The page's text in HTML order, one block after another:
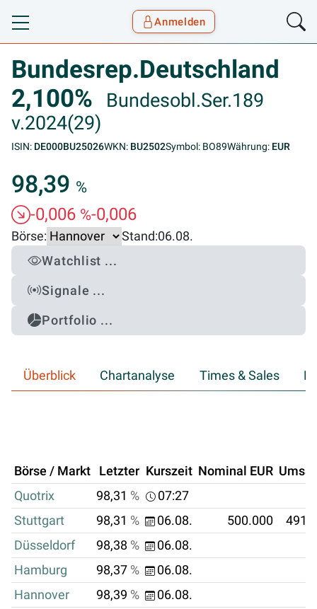
Toggle navigation
Anmelden
Bundesrep.Deutschland
2,100%
Bundesobl.Ser.189
v.2024(29)
ISIN: DE000BU25026WKN: BU2502Symbol: BO89Währung: EUR
98,39 %
-0,006 %-0,006
Börse: Stand:06.08.
Watchlist ...
Signale ...
Portfolio ...
Überblick Chartanalyse Times & Sales
Börse / Markt Letzter Kurszeit Nominal EUR
Quotrix
98,31 %
07:27
Stuttgart
98,31 % 06.08. 500.000
Düsseldorf
98,38 %
06.08.
Hamburg
98,37 %
06.08.
Hannover
98,39 %
06.08.